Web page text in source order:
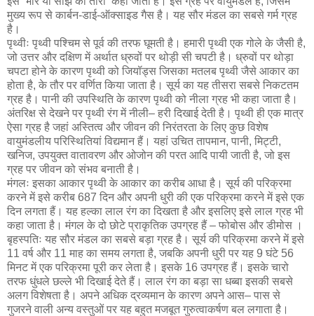
मुख्य रूप से कार्बन-डाई-ऑक्साइड गैस है। यह सौर मंडल का सबसे गर्म ग्रह
है।
पृथ्वीः पृथ्वी पश्चिम से पूर्व की तरफ घूमती है। हमारी पृथ्वी एक गोले के जैसी है,
जो उत्तर और दक्षिण में अर्थात ध्रुवों पर थोड़ी सी चपटी है। ध्रुवों पर थोड़ा
चपटा होने के कारण पृथ्वी को जियॉड्स जिसका मतलब पृथ्वी जैसे आकार का
होता है, के तौर पर वर्णित किया जाता है। सूर्य का यह तीसरा सबसे निकटतम
ग्रह है। पानी की उपस्थिति के कारण पृथ्वी को नीला ग्रह भी कहा जाता है।
अंतरिक्ष से देखने पर पृथ्वी रंग में नीली– हरी दिखाई देती है। पृथ्वी ही एक मात्र
ऐसा ग्रह है जहां अस्तित्व और जीवन की निरंतरता के लिए कुछ विशेष
वायुमंडलीय परिस्थितियां विद्यमान हैं। यहां उचित तापमान, पानी, मिट्टी,
खनिज, उपयुक्त वातावरण और ओजोन की परत आदि पायी जाती है, जो इस
ग्रह पर जीवन को संभव बनाती है।
मंगलः इसका आकार पृथ्वी के आकार का करीब आधा है। सूर्य की परिक्रमा
करने में इसे करीब 687 दिन और अपनी धुरी की एक परिक्रमा करने में इसे एक
दिन लगता हैं। यह हल्का लाल रंग का दिखता है और इसलिए इसे लाल ग्रह भी
कहा जाता है। मंगल के दो छोटे प्राकृतिक उपग्रह हैं – फोबोस और डीमोस ।
बृहस्पतिः यह सौर मंडल का सबसे बड़ा ग्रह है। सूर्य की परिक्रमा करने में इसे
11 वर्ष और 11 माह का समय लगता है, जबकि अपनी धुरी पर यह 9 घंटे 56
मिनट में एक परिक्रमा पूरी कर लेता है। इसके 16 उपग्रह हैं। इसके चारो
तरफ धुंधले छल्ले भी दिखाई देते हैं। लाल रंग का बड़ा सा धब्बा इसकी सबसे
अलग विशेषता है। अपने अधिक द्रव्यमान के कारण अपने आस– पास से
गुजरने वाली अन्य वस्तुओं पर यह बहुत मजबूत गुरुत्वाकर्षण बल लगाता है।